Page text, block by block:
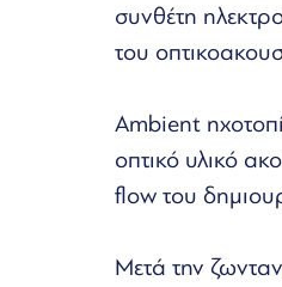
συνθέτη
του
Ambient
οπτικό υλικό
flow του
Μετά την